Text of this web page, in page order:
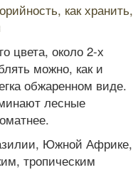
как хранить,
цвета, около 2-х
можно, как и
обжаренном виде.
лесные
Южной Африке,
тропическим